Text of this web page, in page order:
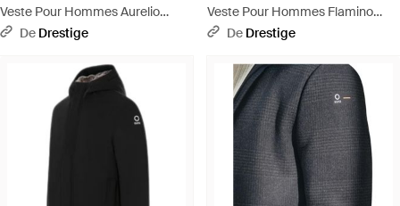
Veste Pour Hommes Aurelio
Velour Noir - Noir
De Drestige
Veste Pour Hommes Flamino
Micro Noir - Noir
De Drestige